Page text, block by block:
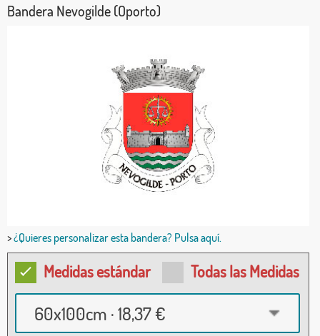
Bandera Nevogilde (Oporto)
>¿Quieres personalizar esta bandera? Pulsa aquí.
Medidas estándar Todas las Medidas
60x100cm · 18,37 €